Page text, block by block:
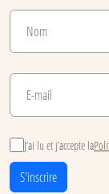
J’ai lu et j’accepte la
S'inscrire